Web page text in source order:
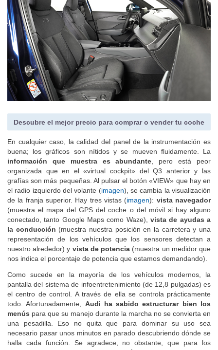
Descubre el mejor precio para comprar o vender tu coche
En cualquier caso, la calidad del panel de la instrumentación es
buena; los gráficos son nítidos y se mueven fluidamente. La
información que muestra es abundante, pero está peor
organizada que en el «virtual cockpit» del Q3 anterior y las
grafías son más pequeñas. Al pulsar el botón «VIEW» que hay en
el radio izquierdo del volante (imagen), se cambia la visualización
de la franja superior. Hay tres vistas (imagen): vista navegador
(muestra el mapa del GPS del coche o del móvil si hay alguno
conectado, tanto Google Maps como Waze), vista de ayudas a
la conducción (muestra nuestra posición en la carretera y una
representación de los vehículos que los sensores detectan a
nuestro alrededor) y vista de potencia (muestra un medidor que
nos indica el porcentaje de potencia que estamos demandando).
Como sucede en la mayoría de los vehículos modernos, la
pantalla del sistema de infoentretenimiento (de 12,8 pulgadas) es
el centro de control. A través de ella se controla prácticamente
todo. Afortunadamente, Audi ha sabido estructurar bien los
menús para que su manejo durante la marcha no se convierta en
una pesadilla. Eso no quita que para dominar su uso sea
necesario pasar unos minutos en parado descubriendo dónde se
halla cada función. Se agradece, no obstante, que para los